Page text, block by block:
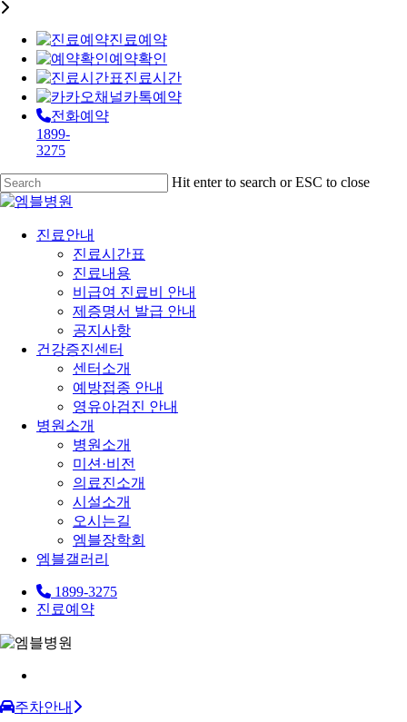
진료예약
예약확인
진료시간
카톡예약
전화예약
1899-
3275
Skip
to
main
content
Hit enter to search or ESC to close
Close
Menu
진료안내
진료시간표
진료내용
비급여 진료비 안내
제증명서 발급 안내
공지사항
건강증진센터
센터소개
예방접종 안내
영유아검진 안내
병원소개
병원소개
미션·비전
의료진소개
시설소개
오시는길
엠블장학회
엠블갤러리
1899-3275
진료예약
주차안내